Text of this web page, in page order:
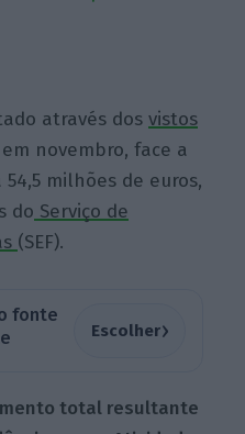
através dosvistos
em novembro, face a
milhões de euros,
do Serviço de
(SEF).
fonte
Escolher›
total resultante